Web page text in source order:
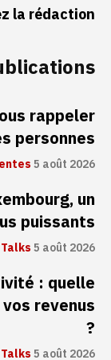
la rédaction
rappeler
personnes
5 août 2026
un
puissants
5 août 2026
: quelle
revenus
?
5 août 2026